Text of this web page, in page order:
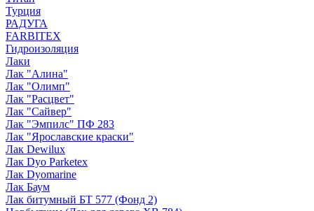
Турция
РАДУГА
FARBITEX
Гидроизоляция
Лаки
Лак "Алина"
Лак "Олимп"
Лак "Расцвет"
Лак "Сайвер"
Лак "Эмпилс" ПФ 283
Лак "Ярославские краски"
Лак Dewilux
Лак Dyo Parketex
Лак Dyomarine
Лак Баум
Лак битумный БТ 577 (Фонд 2)